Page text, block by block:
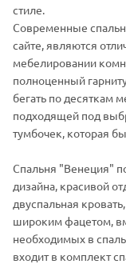
стиле.
Современные
сайте, являются
мебелировании
полноценный
бегать по десяткам
подходящей под
тумбочек, которая
Спальня "Венеция"
дизайна, красивой
двуспальная
широким фацетом,
необходимых в
входит в комплект